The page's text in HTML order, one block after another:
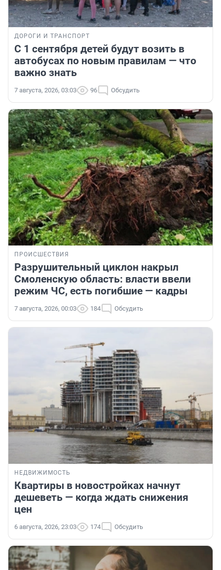
ДОРОГИ И ТРАНСПОРТ
С 1 сентября детей будут возить в
автобусах по новым правилам — что
важно знать
7 августа, 2026, 03:03 96 Обсудить
ПРОИСШЕСТВИЯ
Разрушительный циклон накрыл
Смоленскую область: власти ввели
режим ЧС, есть погибшие — кадры
7 августа, 2026, 00:03 184 Обсудить
НЕДВИЖИМОСТЬ
Квартиры в новостройках начнут
дешеветь — когда ждать снижения
цен
6 августа, 2026, 23:03 174 Обсудить